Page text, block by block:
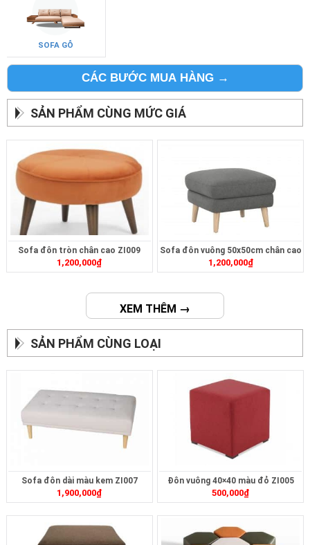
SOFA GỖ
CÁC BƯỚC MUA HÀNG →
SẢN PHẨM CÙNG MỨC GIÁ
Sofa đôn tròn chân cao ZI009
1,200,000₫
Sofa đôn vuông 50x50cm chân cao
ZI010
1,200,000₫
XEM THÊM →
SẢN PHẨM CÙNG LOẠI
Sofa đôn dài màu kem ZI007
1,900,000₫
Đôn vuông 40×40 màu đỏ ZI005
500,000₫